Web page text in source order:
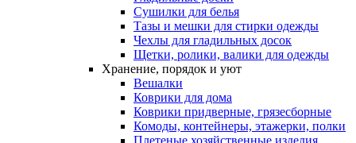
Сушилки для белья
Тазы и мешки для стирки одежды
Чехлы для гладильных досок
Щетки, ролики, валики для одежды
Хранение, порядок и уют
Вешалки
Коврики для дома
Коврики придверные, грязесборные
Комоды, контейнеры, этажерки, полки
Плетеные хозяйственные изделия